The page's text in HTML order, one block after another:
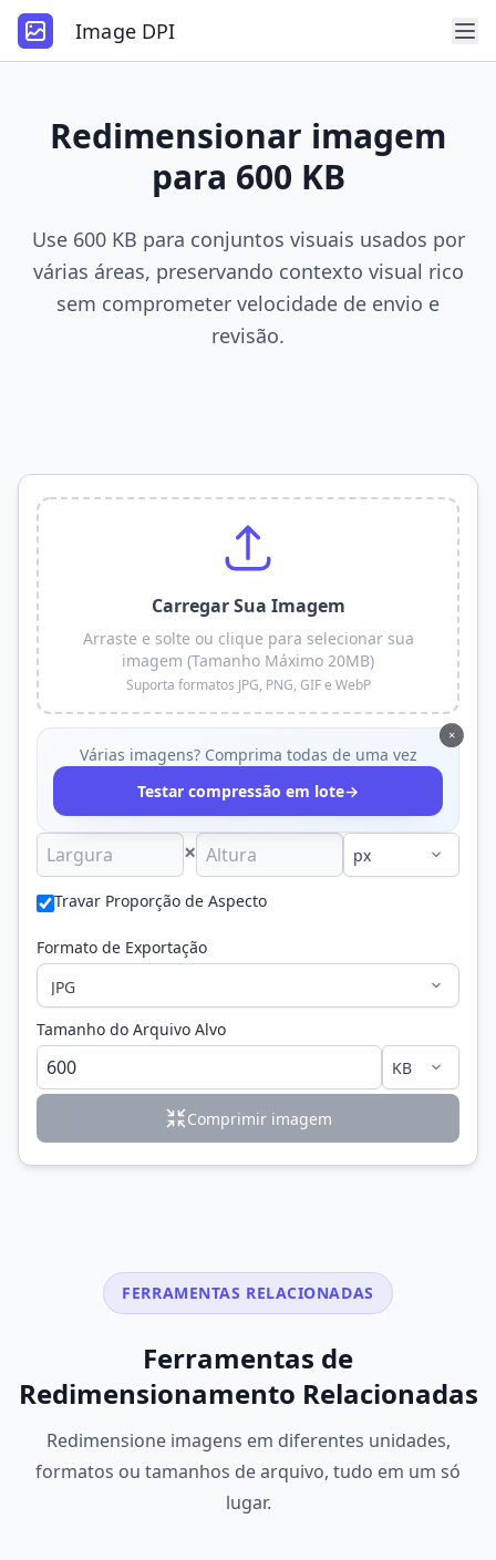
Image DPI
Redimensionar imagem
para 600 KB
Use 600 KB para conjuntos visuais usados por
várias áreas, preservando contexto visual rico
sem comprometer velocidade de envio e
revisão.
Carregar Sua Imagem
Arraste e solte ou clique para selecionar sua
imagem (Tamanho Máximo 20MB)
Suporta formatos JPG, PNG, GIF e WebP
×
Várias imagens? Comprima todas de uma vez
Testar compressão em lote→
×
Travar Proporção de Aspecto
Formato de Exportação
Tamanho do Arquivo Alvo
Comprimir imagem
FERRAMENTAS RELACIONADAS
Ferramentas de
Redimensionamento Relacionadas
Redimensione imagens em diferentes unidades,
formatos ou tamanhos de arquivo, tudo em um só
lugar.